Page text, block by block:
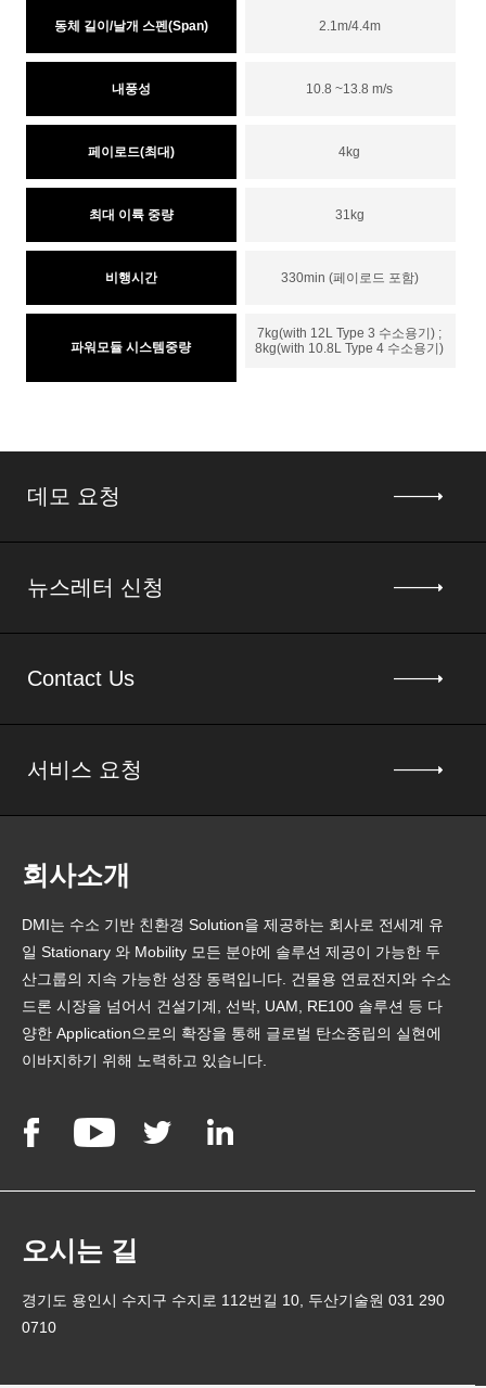
동체 길이/날개 스펜(Span) 2.1m/4.4m
내풍성 10.8 ~13.8 m/s
페이로드(최대) 4kg
최대 이륙 중량 31kg
비행시간 330min (페이로드 포함)
파워모듈 시스템중량
7kg(with 12L Type 3 수소용기) ;
8kg(with 10.8L Type 4 수소용기)
데모 요청
뉴스레터 신청
Contact Us
서비스 요청
회사소개
DMI는 수소 기반 친환경 Solution을 제공하는 회사로 전세계 유
일 Stationary 와 Mobility 모든 분야에 솔루션 제공이 가능한 두
산그룹의 지속 가능한 성장 동력입니다. 건물용 연료전지와 수소
드론 시장을 넘어서 건설기계, 선박, UAM, RE100 솔루션 등 다
양한 Application으로의 확장을 통해 글로벌 탄소중립의 실현에
이바지하기 위해 노력하고 있습니다.
오시는 길
경기도 용인시 수지구 수지로 112번길 10, 두산기술원 031 290
0710